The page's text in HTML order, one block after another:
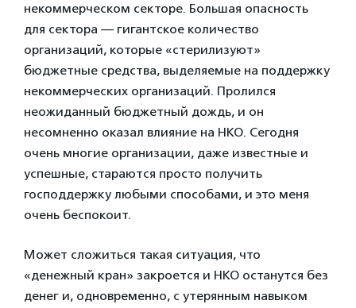
некоммерческом секторе. Большая опасность
для сектора — гигантское количество
организаций, которые «стерилизуют»
бюджетные средства, выделяемые на поддержку
некоммерческих организаций. Пролился
неожиданный бюджетный дождь, и он
несомненно оказал влияние на НКО. Сегодня
очень многие организации, даже известные и
успешные, стараются просто получить
господдержку любыми способами, и это меня
очень беспокоит.
Может сложиться такая ситуация, что
«денежный кран» закроется и НКО останутся без
денег и, одновременно, с утерянным навыком